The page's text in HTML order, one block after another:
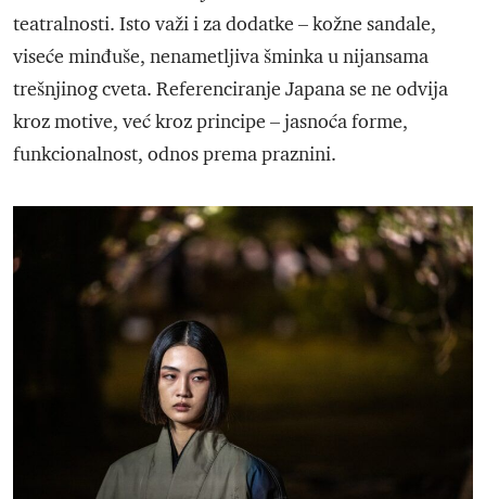
teatralnosti. Isto važi i za dodatke – kožne sandale,
viseće minđuše, nenametljiva šminka u nijansama
trešnjinog cveta. Referenciranje Japana se ne odvija
kroz motive, već kroz principe – jasnoća forme,
funkcionalnost, odnos prema praznini.